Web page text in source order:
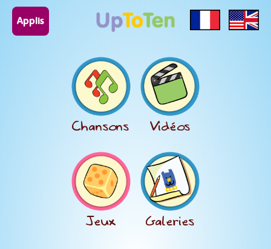
Applis
Chansons Vidéos
Jeux Galeries